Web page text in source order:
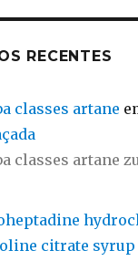
RECENTES
classes artane
classes artane
citrate syrup